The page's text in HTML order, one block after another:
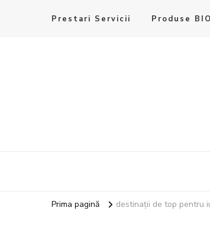
Prestari Servicii Produse BIO
Prima pagină destinații de top pentru